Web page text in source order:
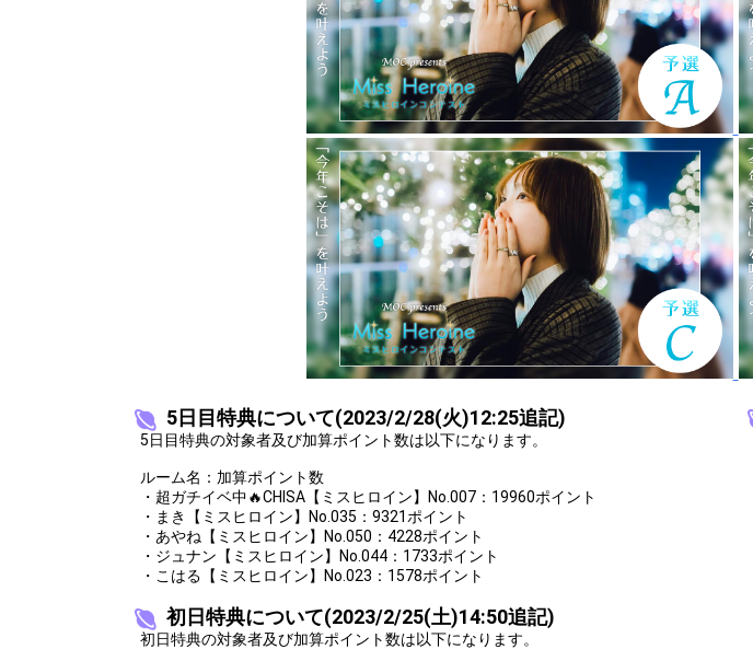
25000 好きな色を発表してみよう！
30000 好きな食べ物を発表してみよう！
35000 嫌いな食べ物を発表してみよう！
45000 自分の座右の銘を発表してみよう！
55000 明日のコーディネートを考えてみよう！
60000 好きな動物を発表してみよう！
70000 苦手な動物を発表してみよう！
80000 好きな匂いを発表してみよう！
90000 好きなお菓子を発表してみよう！
100000 好きな映画を発表してみよう！
110000 あなたの憧れている有名人を発表してみよう！
120000 得意なスポーツを発表してみよう！
130000 苦手なスポーツを発表してみよう！
140000 自分の特技を発表してみよう！
150000 自分のフェチを発表してみよう！
自分の得意料理を発表してみよう！
200000 ランキング1〜3位特典獲得最低条件達成！
5日目特典について(2023/2/28(火)12:25追記)
5日目特典の対象者及び加算ポイント数は以下になります。
ルーム名：加算ポイント数
・超ガチイベ中🔥CHISA【ミスヒロイン】No.007：19960ポイント
・まき【ミスヒロイン】No.035：9321ポイント
・あやね【ミスヒロイン】No.050：4228ポイント
・ジュナン【ミスヒロイン】No.044：1733ポイント
・こはる【ミスヒロイン】No.023：1578ポイント
初日特典について(2023/2/25(土)14:50追記)
初日特典の対象者及び加算ポイント数は以下になります。